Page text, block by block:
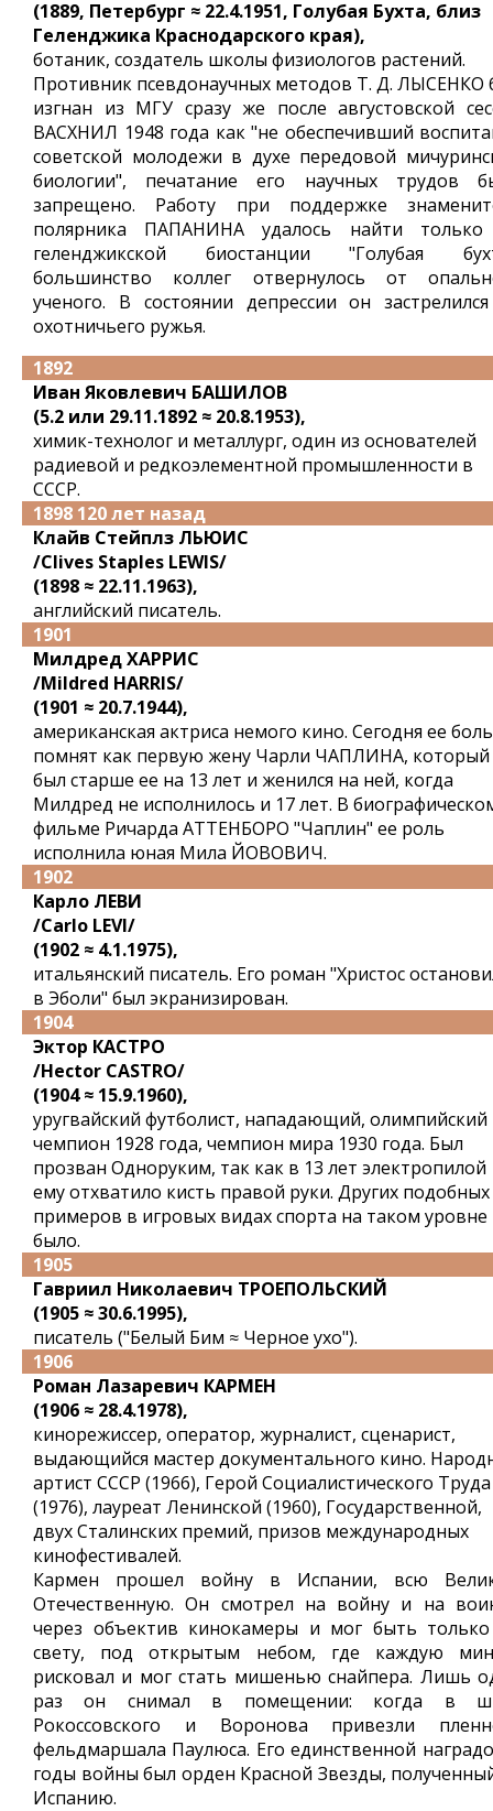
(1889, Петербург ≈ 22.4.1951, Голубая Бухта, близ
Геленджика Краснодарского края),
ботаник, создатель школы физиологов растений.
Противник псевдонаучных методов Т. Д. ЛЫСЕНКО
изгнан из МГУ сразу же после августовской
ВАСХНИЛ 1948 года как "не обеспечивший
советской молодежи в духе передовой
биологии", печатание его научных трудов
запрещено. Работу при поддержке
полярника ПАПАНИНА удалось найти
геленджикской биостанции "Голубая
большинство коллег отвернулось от
ученого. В состоянии депрессии он
охотничьего ружья.
1892
Иван Яковлевич БАШИЛОВ
(5.2 или 29.11.1892 ≈ 20.8.1953),
химик-технолог и металлург, один из основателей
радиевой и редкоэлементной промышленности в
СССР.
1898 120 лет назад
Клайв Стейплз ЛЬЮИС
/Clives Staples LEWIS/
(1898 ≈ 22.11.1963),
английский писатель.
1901
Милдред ХАРРИС
/Mildred HARRIS/
(1901 ≈ 20.7.1944),
американская актриса немого кино. Сегодня ее
помнят как первую жену Чарли ЧАПЛИНА, который
был старше ее на 13 лет и женился на ней, когда
Милдред не исполнилось и 17 лет. В
фильме Ричарда АТТЕНБОРО "Чаплин" ее роль
исполнила юная Мила ЙОВОВИЧ.
1902
Карло ЛЕВИ
/Carlo LEVI/
(1902 ≈ 4.1.1975),
итальянский писатель. Его роман "Христос
в Эболи" был экранизирован.
1904
Эктор КАСТРО
/Hector CASTRO/
(1904 ≈ 15.9.1960),
уругвайский футболист, нападающий, олимпийский
чемпион 1928 года, чемпион мира 1930 года. Был
прозван Одноруким, так как в 13 лет электропилой
ему отхватило кисть правой руки. Других подобных
примеров в игровых видах спорта на таком уровне
было.
1905
Гавриил Николаевич ТРОЕПОЛЬСКИЙ
(1905 ≈ 30.6.1995),
писатель ("Белый Бим ≈ Черное ухо").
1906
Роман Лазаревич КАРМЕН
(1906 ≈ 28.4.1978),
кинорежиссер, оператор, журналист, сценарист,
выдающийся мастер документального кино.
артист СССР (1966), Герой Социалистического Труда
(1976), лауреат Ленинской (1960), Государственной,
двух Сталинских премий, призов международных
кинофестивалей.
Кармен прошел войну в Испании, всю
Отечественную. Он смотрел на войну и на
через объектив кинокамеры и мог быть
свету, под открытым небом, где каждую
рисковал и мог стать мишенью снайпера. Лишь
раз он снимал в помещении: когда в
Рокоссовского и Воронова привезли
фельдмаршала Паулюса. Его единственной
годы войны был орден Красной Звезды,
Испанию.